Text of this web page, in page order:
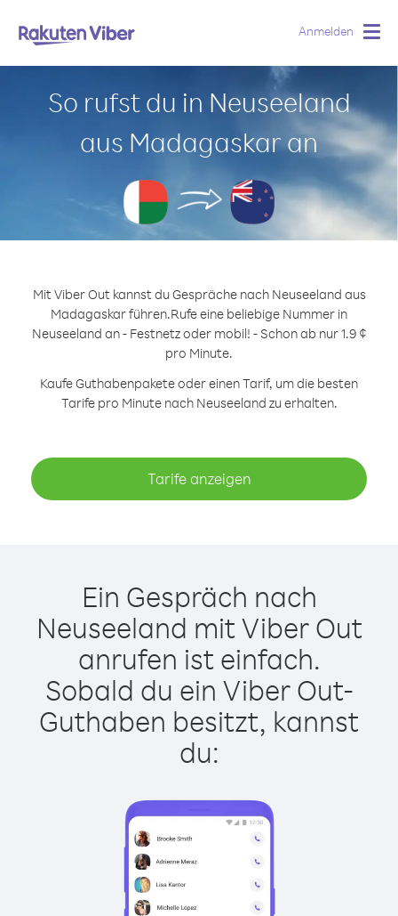
Anmelden
So rufst du in Neuseeland
aus Madagaskar an
Mit Viber Out kannst du Gespräche nach Neuseeland aus
Madagaskar führen.Rufe eine beliebige Nummer in
Neuseeland an - Festnetz oder mobil! - Schon ab nur 1.9 ¢
pro Minute.
Kaufe Guthabenpakete oder einen Tarif, um die besten
Tarife pro Minute nach Neuseeland zu erhalten.
Tarife anzeigen
Ein Gespräch nach
Neuseeland mit Viber Out
anrufen ist einfach.
Sobald du ein Viber Out-
Guthaben besitzt, kannst
du: